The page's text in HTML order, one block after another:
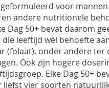
geformuleerd voor
andere nutritionele
Dag 50+ bevat daarom
leeftijd wél behoefte
(folaat), onder andere
Ook zijn hogere
Elke Dag 50+
liefst vier soorten